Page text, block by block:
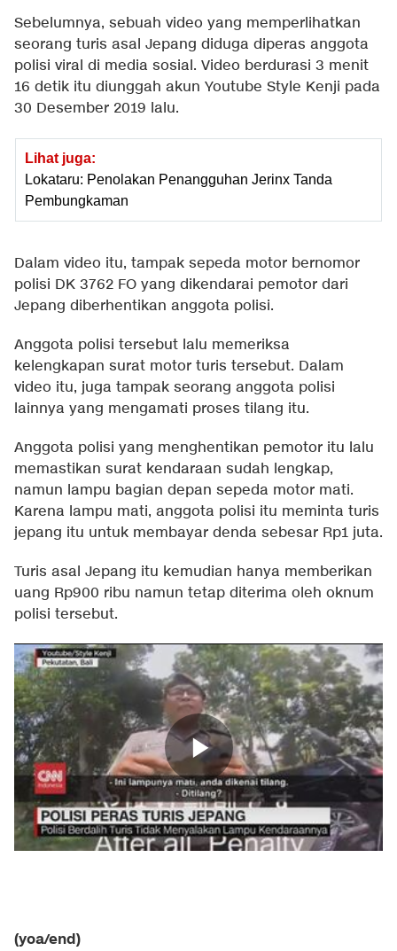
Sebelumnya, sebuah video yang memperlihatkan
seorang turis asal Jepang diduga diperas anggota
polisi viral di media sosial. Video berdurasi 3 menit
16 detik itu diunggah akun Youtube Style Kenji pada
30 Desember 2019 lalu.
Lihat juga:
Lokataru: Penolakan Penangguhan Jerinx Tanda
Pembungkaman
Dalam video itu, tampak sepeda motor bernomor
polisi DK 3762 FO yang dikendarai pemotor dari
Jepang diberhentikan anggota polisi.
Anggota polisi tersebut lalu memeriksa
kelengkapan surat motor turis tersebut. Dalam
video itu, juga tampak seorang anggota polisi
lainnya yang mengamati proses tilang itu.
Anggota polisi yang menghentikan pemotor itu lalu
memastikan surat kendaraan sudah lengkap,
namun lampu bagian depan sepeda motor mati.
Karena lampu mati, anggota polisi itu meminta turis
jepang itu untuk membayar denda sebesar Rp1 juta.
Turis asal Jepang itu kemudian hanya memberikan
uang Rp900 ribu namun tetap diterima oleh oknum
polisi tersebut.
(yoa/end)